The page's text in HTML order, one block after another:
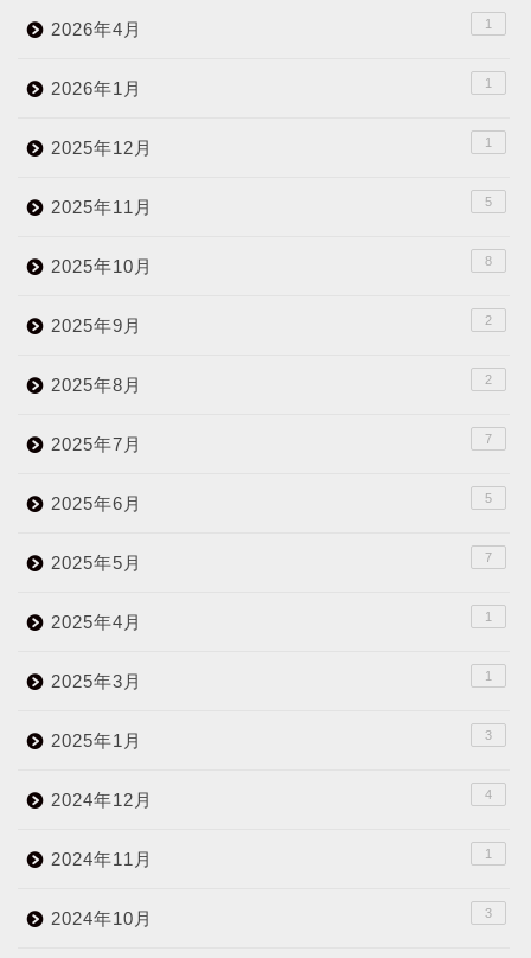
2026年4月 1
2026年1月 1
2025年12月 1
2025年11月 5
2025年10月 8
2025年9月 2
2025年8月 2
2025年7月 7
2025年6月 5
2025年5月 7
2025年4月 1
2025年3月 1
2025年1月 3
2024年12月 4
2024年11月 1
2024年10月 3